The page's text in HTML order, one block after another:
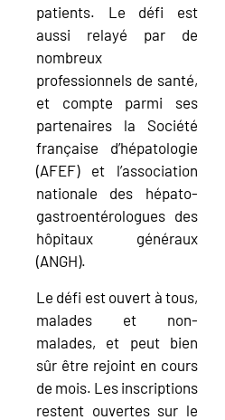
patients. Le défi est
aussi relayé par de
nombreux
professionnels de santé,
et compte parmi ses
partenaires la Société
française d’hépatologie
(AFEF) et l’association
nationale des hépato-
gastroentérologues des
hôpitaux généraux
(ANGH).
Le défi est ouvert à tous,
malades et non-
malades, et peut bien
sûr être rejoint en cours
de mois. Les inscriptions
restent ouvertes sur le